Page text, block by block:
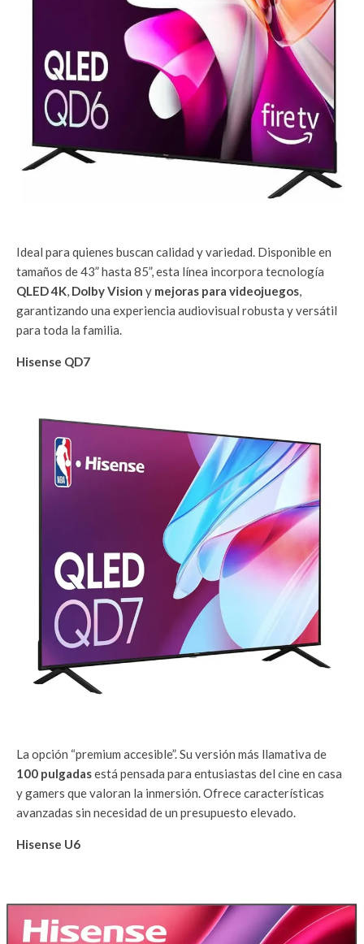
Ideal para quienes buscan calidad y variedad. Disponible en
tamaños de 43” hasta 85”, esta línea incorpora tecnología
QLED 4K, Dolby Vision y mejoras para videojuegos,
garantizando una experiencia audiovisual robusta y versátil
para toda la familia.
Hisense QD7
La opción “premium accesible”. Su versión más llamativa de
100 pulgadasestá pensada para entusiastas del cine en casa
y gamers que valoran la inmersión. Ofrece características
avanzadas sin necesidad de un presupuesto elevado.
Hisense U6